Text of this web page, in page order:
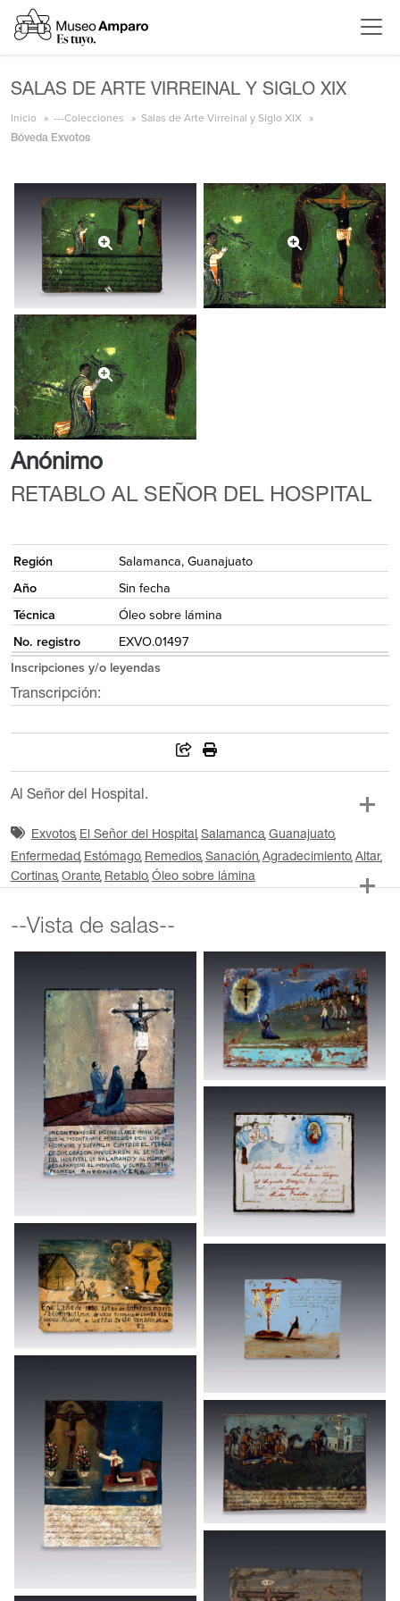
SALAS DE ARTE VIRREINAL Y SIGLO XIX
Inicio ---Colecciones Salas de Arte Virreinal y Siglo XIX
Bóveda Exvotos
Anónimo
RETABLO AL SEÑOR DEL HOSPITAL
Región
Salamanca, Guanajuato
Año
Sin fecha
Técnica
Óleo sobre lámina
No. registro
EXVO.01497
Inscripciones y/o leyendas
Transcripción:
Al Señor del Hospital.
Exvotos El Señor del Hospital Salamanca Guanajuato
Enfermedad Estómago Remedios Sanación Agradecimiento Altar
Cortinas Orante Retablo Óleo sobre lámina
--Vista de salas--